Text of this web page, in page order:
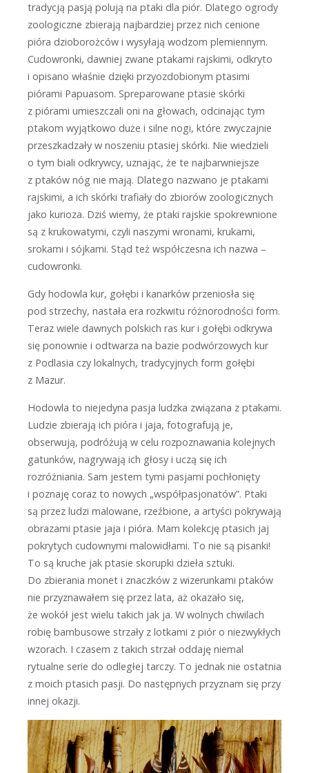
tradycją pasją polują na ptaki dla piór. Dlatego ogrody
zoologiczne zbierają najbardziej przez nich cenione
pióra dzioborożców i wysyłają wodzom plemiennym.
Cudowronki, dawniej zwane ptakami rajskimi, odkryto
i opisano właśnie dzięki przyozdobionym ptasimi
piórami Papuasom. Spreparowane ptasie skórki
z piórami umieszczali oni na głowach, odcinając tym
ptakom wyjątkowo duże i silne nogi, które zwyczajnie
przeszkadzały w noszeniu ptasiej skórki. Nie wiedzieli
o tym biali odkrywcy, uznając, że te najbarwniejsze
z ptaków nóg nie mają. Dlatego nazwano je ptakami
rajskimi, a ich skórki trafiały do zbiorów zoologicznych
jako kurioza. Dziś wiemy, że ptaki rajskie spokrewnione
są z krukowatymi, czyli naszymi wronami, krukami,
srokami i sójkami. Stąd też współczesna ich nazwa –
cudowronki.
Gdy hodowla kur, gołębi i kanarków przeniosła się
pod strzechy, nastała era rozkwitu różnorodności form.
Teraz wiele dawnych polskich ras kur i gołębi odkrywa
się ponownie i odtwarza na bazie podwórzowych kur
z Podlasia czy lokalnych, tradycyjnych form gołębi
z Mazur.
Hodowla to niejedyna pasja ludzka związana z ptakami.
Ludzie zbierają ich pióra i jaja, fotografują je,
obserwują, podróżują w celu rozpoznawania kolejnych
gatunków, nagrywają ich głosy i uczą się ich
rozróżniania. Sam jestem tymi pasjami pochłonięty
i poznaję coraz to nowych „współpasjonatów”. Ptaki
są przez ludzi malowane, rzeźbione, a artyści pokrywają
obrazami ptasie jaja i pióra. Mam kolekcję ptasich jaj
pokrytych cudownymi malowidłami. To nie są pisanki!
To są kruche jak ptasie skorupki dzieła sztuki.
Do zbierania monet i znaczków z wizerunkami ptaków
nie przyznawałem się przez lata, aż okazało się,
że wokół jest wielu takich jak ja. W wolnych chwilach
robię bambusowe strzały z lotkami z piór o niezwykłych
wzorach. I czasem z takich strzał oddaję niemal
rytualne serie do odległej tarczy. To jednak nie ostatnia
z moich ptasich pasji. Do następnych przyznam się przy
innej okazji.